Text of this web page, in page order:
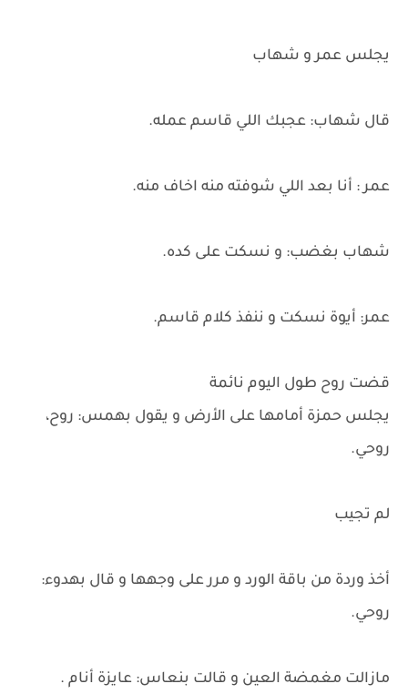
يجلس عمر و شهاب
قال شهاب: عجبك اللي قاسم عمله.
عمر : أنا بعد اللي شوفته منه اخاف منه.
شهاب بغضب: و نسكت على كده.
عمر: أيوة نسكت و ننفذ كلام قاسم.
قضت روح طول اليوم نائمة
يجلس حمزة أمامها على الأرض و يقول بهمس: روح،
روحي.
لم تجيب
أخذ وردة من باقة الورد و مرر على وجهها و قال بهدوء:
روحي.
مازالت مغمضة العين و قالت بنعاس: عايزة أنام .